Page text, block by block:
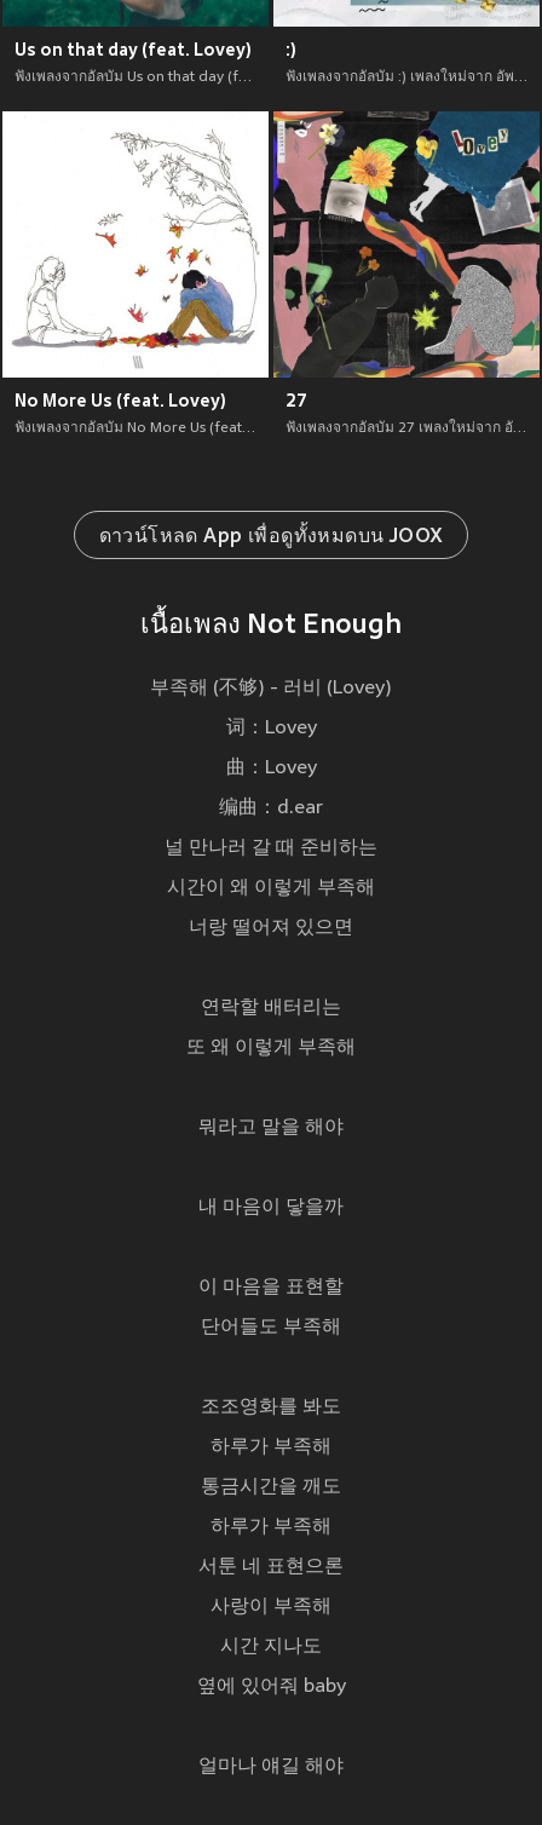
Us on that day (feat. Lovey)
ฟังเพลงจากอัลบัม Us on that day (feat. Lovey) เพลงใหม่จาก อัพเดทเพลงใหม่ล่าสุดก่อนใคร ตลอดปี 2021
:)
ฟังเพลงจากอัลบัม :) เพลงใหม่จาก อัพเดทเพลงใหม่ล่าสุดก่อนใคร ตลอดปี 2021
No More Us (feat. Lovey)
ฟังเพลงจากอัลบัม No More Us (feat. Lovey) เพลงใหม่จาก อัพเดทเพลงใหม่ล่าสุดก่อนใคร ตลอดปี 2021
27
ฟังเพลงจากอัลบัม 27 เพลงใหม่จาก อัพเดทเพลงใหม่ล่าสุดก่อนใคร ตลอดปี 2021
ดาวน์โหลด App เพื่อดูทั้งหมดบน JOOX
เนื้อเพลง Not Enough
부족해 (不够) - 러비 (Lovey)
词：Lovey
曲：Lovey
编曲：d.ear
널 만나러 갈 때 준비하는
시간이 왜 이렇게 부족해
너랑 떨어져 있으면
연락할 배터리는
또 왜 이렇게 부족해
뭐라고 말을 해야
내 마음이 닿을까
이 마음을 표현할
단어들도 부족해
조조영화를 봐도
하루가 부족해
통금시간을 깨도
하루가 부족해
서툰 네 표현으론
사랑이 부족해
시간 지나도
옆에 있어줘 baby
얼마나 얘길 해야